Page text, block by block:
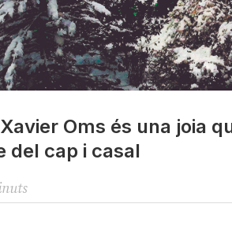
Oms és una joia
del cap i casal